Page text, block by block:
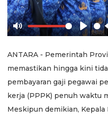
Mute Play
ANTARA - Pemerintah
memastikan hingga kini
pembayaran gaji pegawai
kerja (PPPK) penuh waktu
Meskipun demikian, Kepala